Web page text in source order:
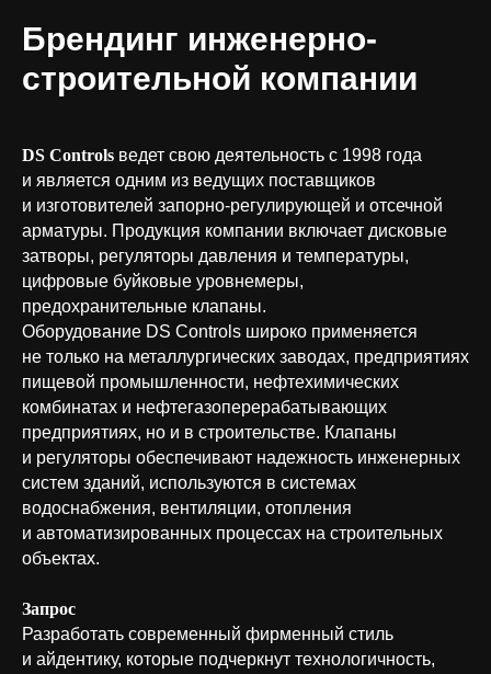
Брендинг инженерно-
строительной компании
DS Controls ведет свою деятельность с 1998 года
и является одним из ведущих поставщиков
и изготовителей запорно-регулирующей и отсечной
арматуры. Продукция компании включает дисковые
затворы, регуляторы давления и температуры,
цифровые буйковые уровнемеры,
предохранительные клапаны.
Оборудование DS Controls широко применяется
не только на металлургических заводах, предприятиях
пищевой промышленности, нефтехимических
комбинатах и нефтегазоперерабатывающих
предприятиях, но и в строительстве. Клапаны
и регуляторы обеспечивают надежность инженерных
систем зданий, используются в системах
водоснабжения, вентиляции, отопления
и автоматизированных процессах на строительных
объектах.
Запрос
Разработать современный фирменный стиль
и айдентику, которые подчеркнут технологичность,